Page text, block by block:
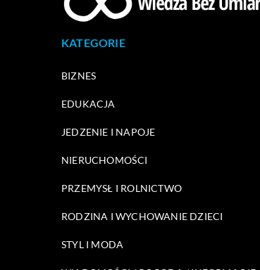
KATEGORIE
BIZNES
EDUKACJA
JEDZENIE I NAPOJE
NIERUCHOMOŚCI
PRZEMYSŁ I ROLNICTWO
RODZINA I WYCHOWANIE DZIECI
STYL I MODA